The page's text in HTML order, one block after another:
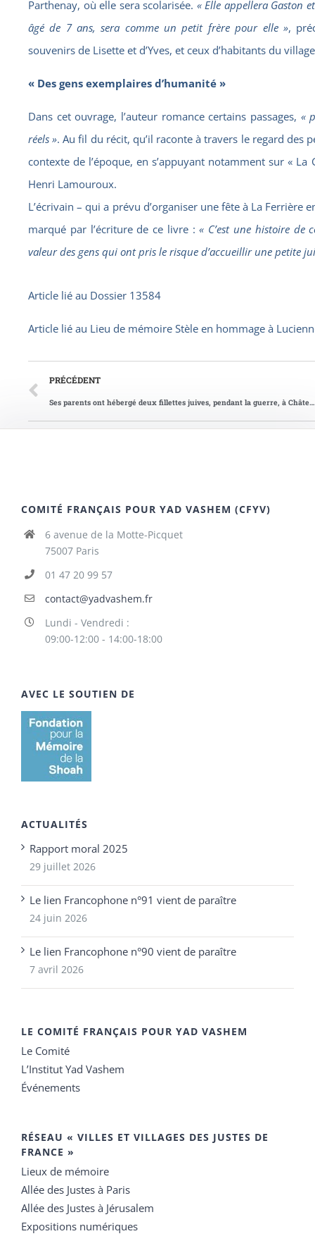
Parthenay, où elle sera scolarisée. « Elle appellera Gaston
âgé de 7 ans, sera comme un petit frère pour elle »,
souvenirs de Lisette et d’Yves, et ceux d’habitants du
« Des gens exemplaires d’humanité »
Dans cet ouvrage, l’auteur romance certains passages, «
réels ». Au fil du récit, qu’il raconte à travers le regard des
contexte de l’époque, en s’appuyant notamment sur «
Henri Lamouroux.
L’écrivain – qui a prévu d’organiser une fête à La Ferrière
marqué par l’écriture de ce livre : « C’est une histoire
valeur des gens qui ont pris le risque d’accueillir une petite
Article lié au Dossier 13584
Article lié au Lieu de mémoire Stèle en hommage à
PRÉCÉDENT
Ses parents ont hébergé deux fillettes juives, pendant la guerre, à Châtenois-les-Forges
COMITÉ FRANÇAIS POUR YAD VASHEM (CFYV)
6 avenue de la Motte-Picquet
75007 Paris
01 47 20 99 57
contact@yadvashem.fr
Lundi - Vendredi :
09:00-12:00 - 14:00-18:00
AVEC LE SOUTIEN DE
ACTUALITÉS
Rapport moral 2025
29 juillet 2026
Le lien Francophone n°91 vient de paraître
24 juin 2026
Le lien Francophone n°90 vient de paraître
7 avril 2026
LE COMITÉ FRANÇAIS POUR YAD VASHEM
Le Comité
L’Institut Yad Vashem
Événements
RÉSEAU « VILLES ET VILLAGES DES JUSTES DE
FRANCE »
Lieux de mémoire
Allée des Justes à Paris
Allée des Justes à Jérusalem
Expositions numériques